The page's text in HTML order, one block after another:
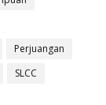
Perjuangan
SLCC